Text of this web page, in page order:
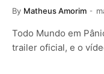
By Matheus Amorim
Todo Mundo em
trailer oficial, e o